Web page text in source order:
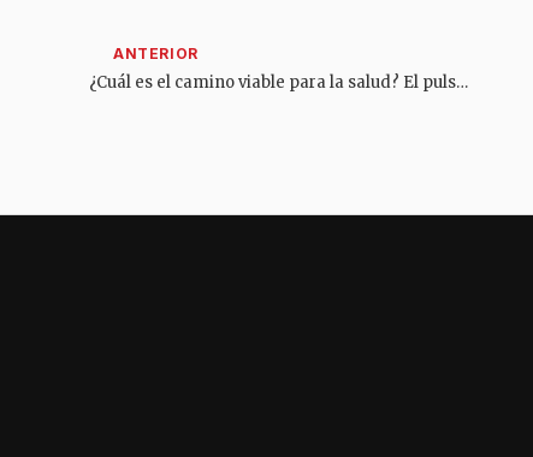
¿Cuál es el camino viable para la salud? El pulso final entre Cepeda y De la